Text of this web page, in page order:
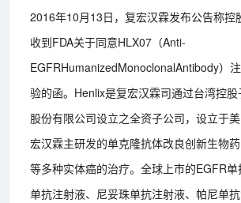
2016年10月13日，复宏汉霖发布公告称控
收到FDA关于同意HLX07（Anti-
EGFRHumanizedMonoclonalAntibody）
验的函。Henlix是复宏汉霖司通过台湾控
股份有限公司设立之全资子公司，设立于
宏汉霖主研发的单克隆抗体改良创新生物
等多种实体癌的治疗。全球上市的EGFR
单抗注射液、尼妥珠单抗注射液、帕尼单